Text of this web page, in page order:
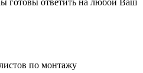
готовы ответить на любой Ваш
по монтажу